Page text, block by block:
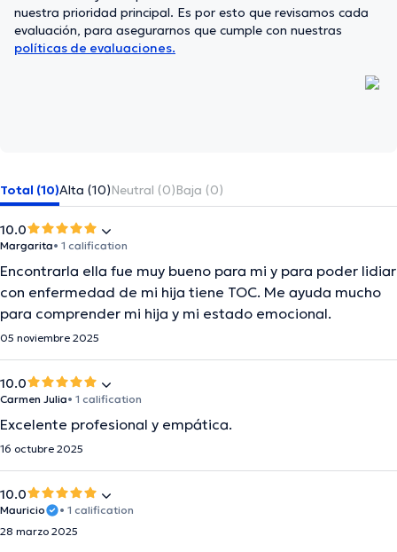
nuestra prioridad principal. Es por esto que revisamos cada
evaluación, para asegurarnos que cumple con nuestras
políticas de evaluaciones.
Total (10)Alta (10)Neutral (0)Baja (0)
10.0
Margarita• 1 calification
Encontrarla ella fue muy bueno para mi y para poder lidiar
con enfermedad de mi hija tiene TOC. Me ayuda mucho
para comprender mi hija y mi estado emocional.
05 noviembre 2025
10.0
Carmen Julia• 1 calification
Excelente profesional y empática.
16 octubre 2025
10.0
Mauricio
• 1 calification
28 marzo 2025